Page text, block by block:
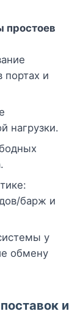
простоев
и
нагрузки.
барж и
у
обмену
и